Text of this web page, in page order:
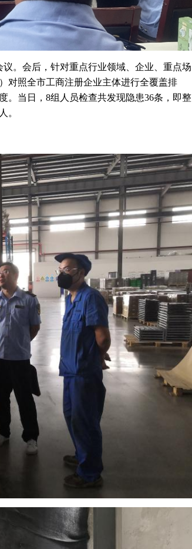
。会后，针对重点行业领域、企业、重点场
对照全市工商注册企业主体进行全覆盖排
。当日，8组人员检查共发现隐患36条，即整
。